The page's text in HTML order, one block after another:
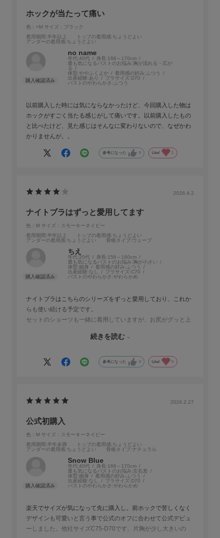
ホックが当たって痛い
色：+M サイズ：ブラック
着用期間 :半年以上 トップの着用感:ちょうどよい
アンダーの着用感:ちょうどよい
no name
年代:40代 身長:166～170cm
最も気になるバストのお悩み: 胸が流れる・広が
る
体型:ややふくよか 着用感の好み: ふつう
出産経験:あり ブラサイズ:D70
バストのやわらかさ: ふつう
以前購入した時には気にならなかったけど、今回購入した物は
ホックがすごく当たる感じがして痛いです。以前購入したもの
と比べたけど、見た感じはそんなに変わりないので、なぜかわ
かりませんが。。
参考になった 0 Like! 1
2026.4.2
ナイトブラはずっと愛用してます
色：M サイズ：スモーキーネイビー
着用期間 :半年以上 トップの着用感:ちょうどよい
アンダーの着用感:ちょうどよい 骨格タイプ :ウェーブ
ちえ
年代:20代 身長:156～160cm
最も気になるバストのお悩み: 胸が小さい
体型:細身 着用感の好み:ふつう
出産経験:なし ブラサイズ:C70
バストのやわらかさ:やわらかめ
ナイトブラはこちらのシリーズをずっと愛用しており、これか
らも使い続ける予定です。
セットのショーツも一緒に着用していますが、お尻がグッと上
セットで着ることで気分も上がります。
ても楽で、使い勝手が良いです。
続きを読む
参考になった 0 Like! 0
2026.2.27
公式初購入
色：M サイズ：スモーキーネイビー
着用期間 :半年未満 トップの着用感:ちょうどよい
アンダーの着用感:ちょうどよい 骨格タイプ :ナチュラル
Snow Blue
年代:40代 身長:166～170cm
最も気になるバストのお悩み:左右差
体型:細身 着用感の好み:ふつう
出産経験:なし ブラサイズ: D70
バストのやわらかさ:やわらかめ
楽天でサイズが気になって先に購入し。前ホックで苦しくなく
デザインも可愛いと言う事で公式のオフに合わせて公式デビュ
ーしました。他社サイズC75-D70です。片胸が少し大きいの